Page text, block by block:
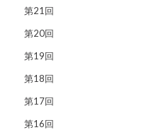
第21回
第20回
第19回
第18回
第17回
第16回